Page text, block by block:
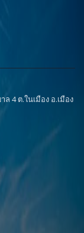
4 ต.ในเมือง อ.เมือง